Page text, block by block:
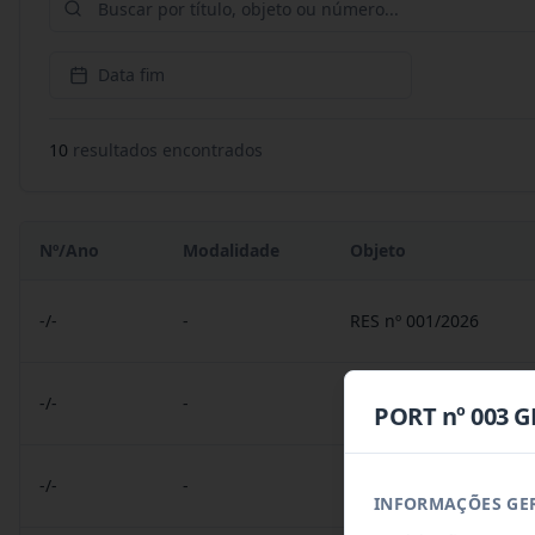
Data fim
10 resultados encontrados
Nº/Ano Modalidade Objeto
-/- - RES nº 001/2026
-/- - PORT nº 24/2026
-/- -
PORT nº 003
INFORMAÇÕES